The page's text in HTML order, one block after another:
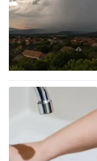
KOMENTARI (0)
Društvo